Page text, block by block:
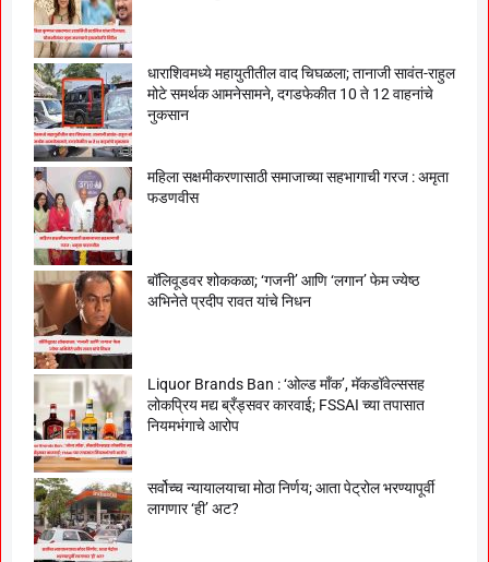
धाराशिवमध्ये महायुतीतील वाद चिघळला; तानाजी सावंत-राहुल
मोटे समर्थक आमनेसामने, दगडफेकीत 10 ते 12 वाहनांचे
नुकसान
महिला सक्षमीकरणासाठी समाजाच्या सहभागाची गरज : अमृता
फडणवीस
बॉलिवूडवर शोककळा; ‘गजनी’ आणि ‘लगान’ फेम ज्येष्ठ
अभिनेते प्रदीप रावत यांचे निधन
Liquor Brands Ban : ‘ओल्ड मॉंक’, मॅकडॉवेल्ससह
लोकप्रिय मद्य ब्रँड्सवर कारवाई; FSSAI च्या तपासात
नियमभंगाचे आरोप
सर्वोच्च न्यायालयाचा मोठा निर्णय; आता पेट्रोल भरण्यापूर्वी
लागणार ‘ही’ अट?